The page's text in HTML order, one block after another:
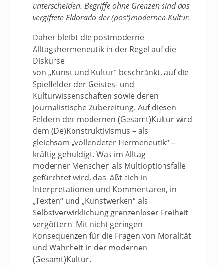
unterscheiden. Begriffe ohne Grenzen sind das
vergiftete Eldorado der (post)modernen Kultur.
Daher bleibt die postmoderne
Alltagshermeneutik in der Regel auf die
Diskurse
von „Kunst und Kultur“ beschränkt, auf die
Spielfelder der Geistes- und
Kulturwissenschaften sowie deren
journalistische Zubereitung. Auf diesen
Feldern der modernen (Gesamt)Kultur wird
dem (De)Konstruktivismus – als
gleichsam „vollendeter Hermeneutik“ –
kräftig gehuldigt. Was im Alltag
moderner Menschen als Multioptionsfalle
gefürchtet wird, das läßt sich in
Interpretationen und Kommentaren, in
„Texten“ und „Kunstwerken“ als
Selbstverwirklichung grenzenloser Freiheit
vergöttern. Mit nicht geringen
Konsequenzen für die Fragen von Moralität
und Wahrheit in der modernen
(Gesamt)Kultur.